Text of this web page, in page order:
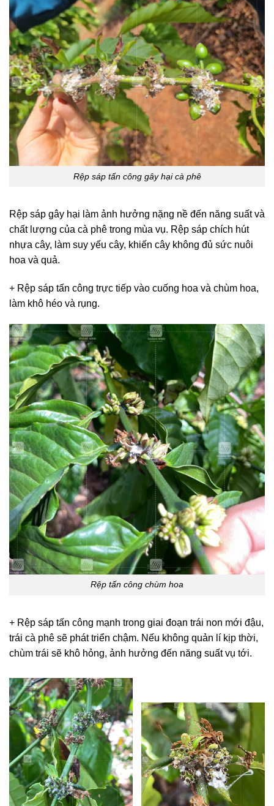
Rệp sáp tấn công gây hại cà phê
Rệp sáp gây hại làm ảnh hưởng nặng nề đến năng suất và
chất lượng của cà phê trong mùa vụ. Rệp sáp chích hút
nhựa cây, làm suy yếu cây, khiến cây không đủ sức nuôi
hoa và quả.
+ Rệp sáp tấn công trực tiếp vào cuống hoa và chùm hoa,
làm khô héo và rụng.
Rệp tấn công chùm hoa
+ Rệp sáp tấn công mạnh trong giai đoạn trái non mới đậu,
trái cà phê sẽ phát triển chậm. Nếu không quản lí kịp thời,
chùm trái sẽ khô hỏng, ảnh hưởng đến năng suất vụ tới.